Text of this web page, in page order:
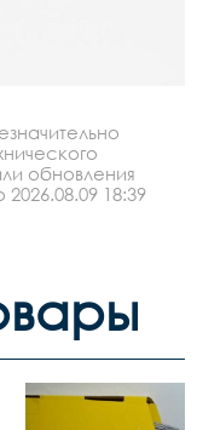
обновления
18:39